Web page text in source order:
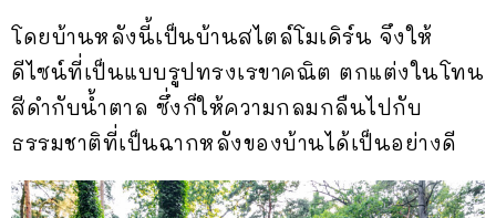
โดยบ้านหลังนี้เป็นบ้านสไตล์โมเดิร์น จึงให้
ดีไซน์ที่เป็นแบบรูปทรงเรขาคณิต ตกแต่งในโทน
สีดำกับน้ำตาล ซึ่งก็ให้ความกลมกลืนไปกับ
ธรรมชาติที่เป็นฉากหลังของบ้านได้เป็นอย่างดี